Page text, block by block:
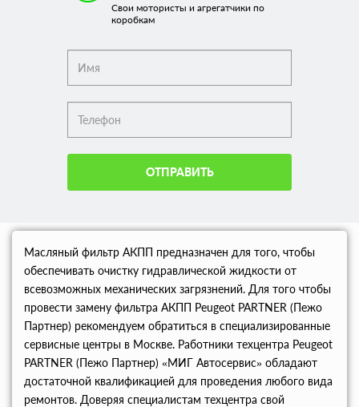
Свои мотористы и агрегатчики по
коробкам
ОТПРАВИТЬ
Масляный фильтр АКПП предназначен для того, чтобы
обеспечивать очистку гидравлической жидкости от
всевозможных механических загрязнений. Для того чтобы
провести замену фильтра АКПП Peugeot PARTNER (Пежо
Партнер) рекомендуем обратиться в специализированные
сервисные центры в Москве. Работники техцентра Peugeot
PARTNER (Пежо Партнер) «МИГ Автосервис» обладают
достаточной квалификацией для проведения любого вида
ремонтов. Доверяя специалистам техцентра свой